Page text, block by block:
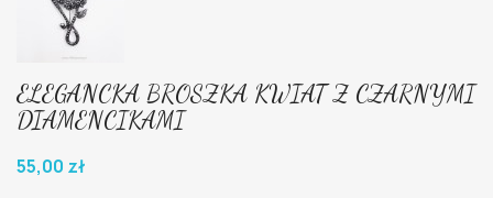
ELEGANCKA BROSZKA KWIAT Z CZARNYMI
DIAMENCIKAMI
55,00 zł